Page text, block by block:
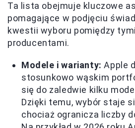
Ta lista obejmuje kluczowe
pomagające w podjęciu
kwestii wyboru pomiędzy
producentami.
Modele i warianty: Apple
stosunkowo wąskim
się do zaledwie kilku
Dzięki temu, wybór staje
chociaż ogranicza liczby